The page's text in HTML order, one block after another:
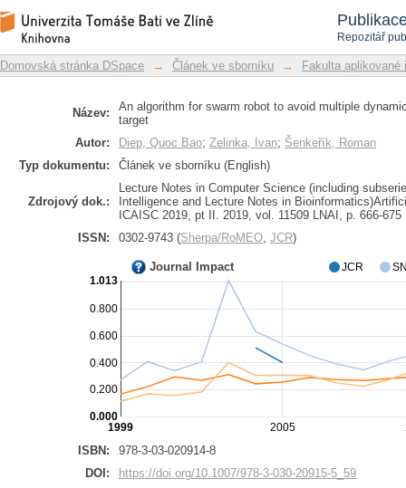
Repozitář
An algorithm for swarm robot to
the moving target
Repozitář DSpace/Manakin
Domovská stránka DSpace → Článek ve sborníku → Fakulta aplikované
Název:
An algorithm for swarm robot to avoid multiple
target
Autor:
Diep, Quoc Bao; Zelinka, Ivan; Šenkeřík, Roman
Typ dokumentu:
Článek ve sborníku (English)
Zdrojový dok.:
Lecture Notes in Computer Science (including
Intelligence and Lecture Notes in
ICAISC 2019, pt II. 2019, vol. 11509 LNAI, p. 666-675
ISSN:
0302-9743 (Sherpa/RoMEO, JCR)
Journal Impact
2005
1999
0.200
0.400
0.600
0.800
0.000
1.013
JCR
ISBN:
978-3-03-020914-8
DOI:
https://doi.org/10.1007/978-3-030-20915-5_59